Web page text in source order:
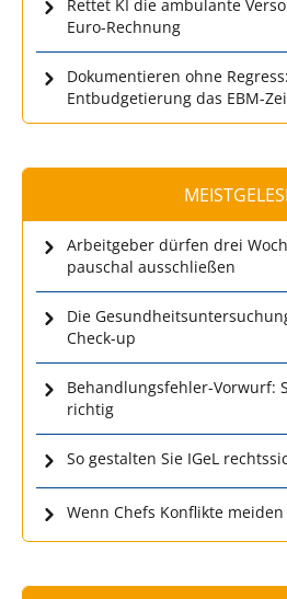
Rettet KI die ambulante
Euro-Rechnung
Dokumentieren ohne
Entbudgetierung das EBM-
Arbeitgeber dürfen drei
pauschal ausschließen
Die
Check-up
Behandlungsfehler-Vorwurf:
richtig
So gestalten Sie IGeL
Wenn Chefs Konflikte